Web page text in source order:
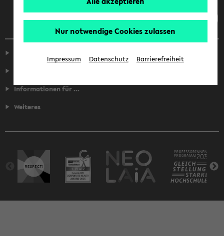
Informationen für ...
Weiteres
Nur notwendige Cookies zulassen
Impressum Datenschutz Barrierefreiheit